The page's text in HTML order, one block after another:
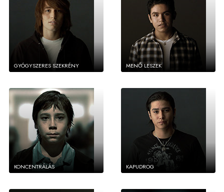
GYÓGYSZERES SZEKRÉNY MENŐ LESZEK
KONCENTRÁLÁS KAPUDROG